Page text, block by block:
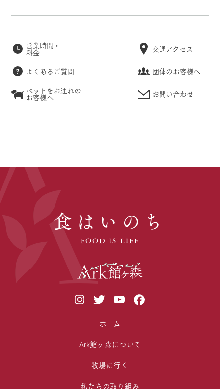
営業時間・
料金 交通アクセス
よくあるご質問
団体のお客様へ
ペットをお連れの
お客様へ お問い合わせ
食はいのち
FOOD IS LIFE
ホーム
Ark館ヶ森について
牧場に行く
私たちの取り組み